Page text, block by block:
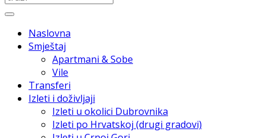
Naslovna
Smještaj
Apartmani & Sobe
Vile
Transferi
Izleti i doživljaji
Izleti u okolici Dubrovnika
Izleti po Hrvatskoj (drugi gradovi)